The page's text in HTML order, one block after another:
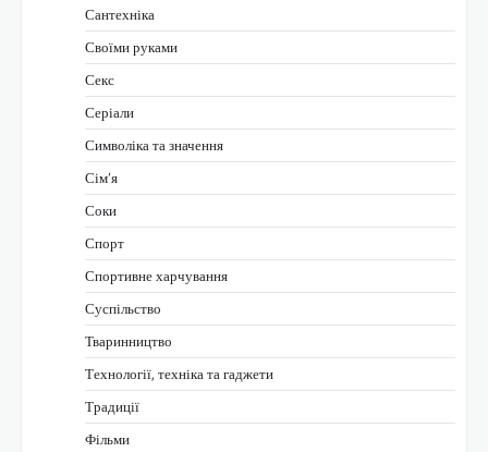
Сантехніка
Своїми руками
Секс
Серіали
Символіка та значення
Сім’я
Соки
Спорт
Спортивне харчування
Суспільство
Тваринництво
Технології, техніка та гаджети
Традиції
Фільми